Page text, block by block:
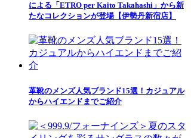
による「ETRO per Kaito Takahashi」から新
たなコレクションが登場【伊勢丹新宿店】
革靴のメンズ人気ブランド15選！カジュアル
からハイエンドまでご紹介